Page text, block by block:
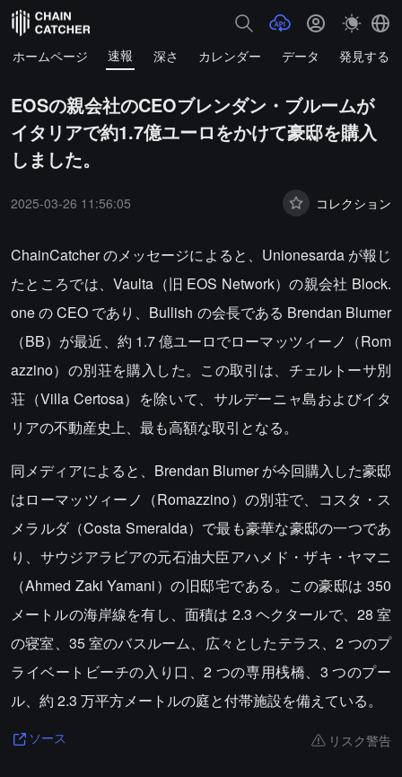
ホームページ 速報 深さ カレンダー データ 発見する
EOSの親会社のCEOブレンダン・ブルームが
イタリアで約1.7億ユーロをかけて豪邸を購入
しました。
2025-03-26 11:56:05 コレクション
ChainCatcher のメッセージによると、Unionesarda が報じ
たところでは、Vaulta（旧 EOS Network）の親会社 Block.
one の CEO であり、Bullish の会長である Brendan Blumer
（BB）が最近、約 1.7 億ユーロでローマッツィーノ（Rom
azzino）の別荘を購入した。この取引は、チェルトーサ別
荘（Villa Certosa）を除いて、サルデーニャ島およびイタ
リアの不動産史上、最も高額な取引となる。
同メディアによると、Brendan Blumer が今回購入した豪邸
はローマッツィーノ（Romazzino）の別荘で、コスタ・ス
メラルダ（Costa Smeralda）で最も豪華な豪邸の一つであ
り、サウジアラビアの元石油大臣アハメド・ザキ・ヤマニ
（Ahmed Zaki Yamani）の旧邸宅である。この豪邸は 350
メートルの海岸線を有し、面積は 2.3 ヘクタールで、28 室
の寝室、35 室のバスルーム、広々としたテラス、2 つのプ
ライベートビーチの入り口、2 つの専用桟橋、3 つのプー
ル、約 2.3 万平方メートルの庭と付帯施設を備えている。
ソース リスク警告